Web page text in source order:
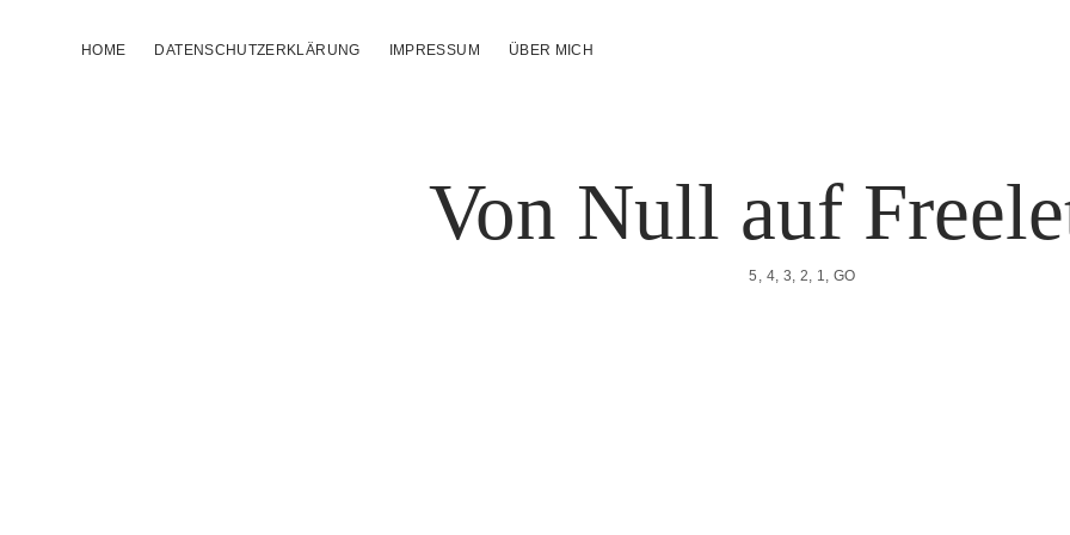
HOME DATENSCHUTZERKLÄRUNG IMPRESSUM ÜBER MICH
Von Null auf
5, 4, 3, 2, 1, GO